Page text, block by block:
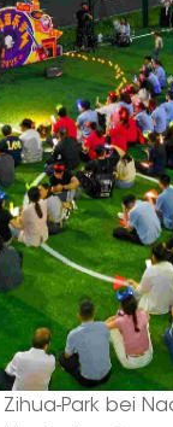
Zihua-Park bei